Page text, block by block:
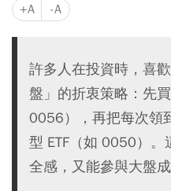
+A -A
許多人在投資時，喜
盤」的折衷策略：先
0056），再把每次領
型 ETF（如 0050）
全感，又能參與大盤成